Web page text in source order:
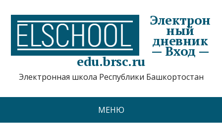
Электрон
ный
дневник
— Вход —
edu.brsc.ru
Электронная школа Республики Башкортостан
МЕНЮ